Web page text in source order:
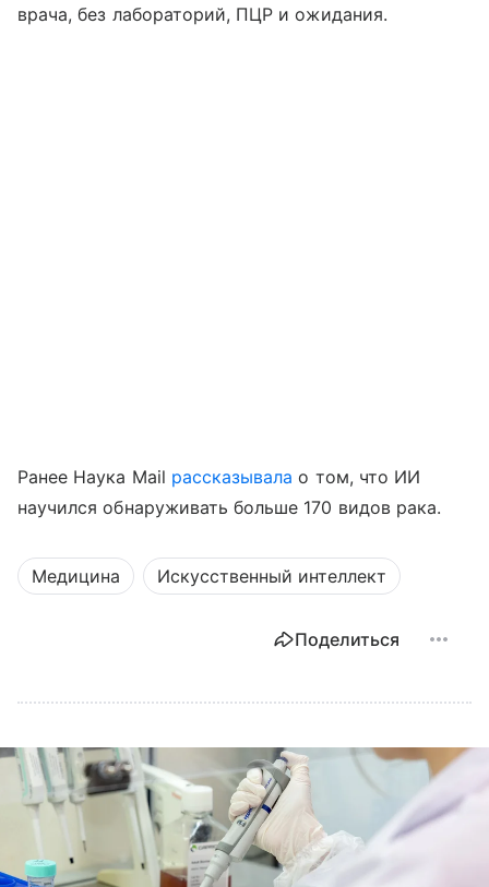
врача, без лабораторий, ПЦР и ожидания.
Ранее Наука Mail рассказывала о том, что ИИ
научился обнаруживать больше 170 видов рака.
Медицина Искусственный интеллект
Поделиться